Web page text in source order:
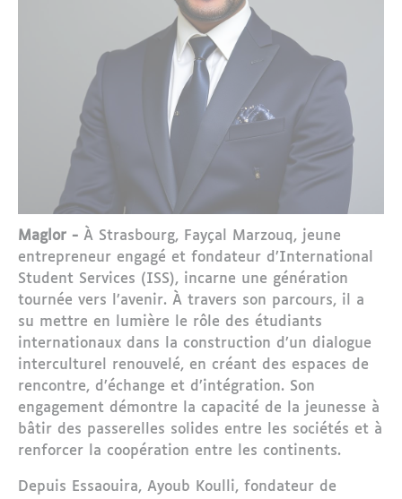
Maglor - À Strasbourg, Fayçal Marzouq, jeune
entrepreneur engagé et fondateur d’International
Student Services (ISS), incarne une génération
tournée vers l’avenir. À travers son parcours, il a
su mettre en lumière le rôle des étudiants
internationaux dans la construction d’un dialogue
interculturel renouvelé, en créant des espaces de
rencontre, d’échange et d’intégration. Son
engagement démontre la capacité de la jeunesse à
bâtir des passerelles solides entre les sociétés et à
renforcer la coopération entre les continents.
Depuis Essaouira, Ayoub Koulli, fondateur de